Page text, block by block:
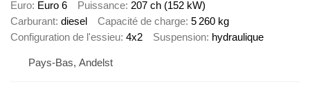
Euro Euro 6 Puissance 207 ch (152 kW)
Carburant diesel Capacité de charge 5 260 kg
Configuration de l'essieu 4x2 Suspension hydraulique
Pays-Bas, Andelst